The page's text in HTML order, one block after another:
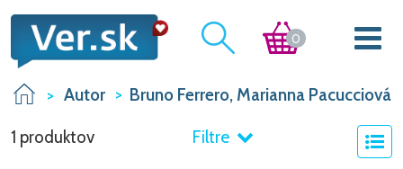
0
Autor Bruno Ferrero, Marianna Pacucciová
1 produktov Filtre